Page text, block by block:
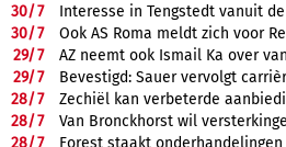
30/7
Interesse in Tengstedt vanuit de
30/7
Ook AS Roma meldt zich voor
29/7
AZ neemt ook Ismail Ka over
29/7
Bevestigd: Sauer vervolgt
28/7
Zechiël kan verbeterde
28/7
Van Bronckhorst wil
28/7
Forest staakt onderhandelingen